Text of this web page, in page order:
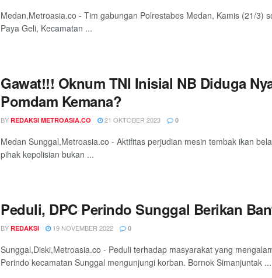
Medan,Metroasia.co - Tim gabungan Polrestabes Medan, Kamis (21/3)
Paya Geli, Kecamatan ...
Gawat!!! Oknum TNI Inisial NB Diduga
Pomdam Kemana?
BY REDAKSI METROASIA.CO 21 OKTOBER 2023 0
Medan Sunggal,Metroasia.co - Aktifitas perjudian mesin tembak ikan
pihak kepolisian bukan ...
Peduli, DPC Perindo Sunggal Berikan
BY REDAKSI 19 NOVEMBER 2022 0
Sunggal,Diski,Metroasia.co - Peduli terhadap masyarakat yang
Perindo kecamatan Sunggal mengunjungi korban. Bornok Simanjuntak ...